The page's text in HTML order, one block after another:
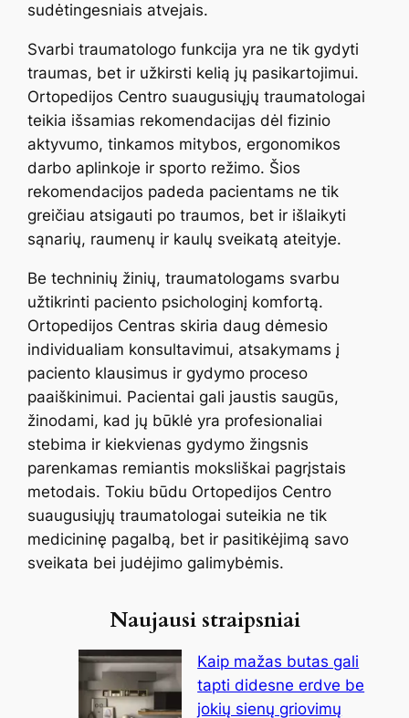
sudėtingesniais atvejais.
Svarbi traumatologo funkcija yra ne tik gydyti
traumas, bet ir užkirsti kelią jų pasikartojimui.
Ortopedijos Centro suaugusiųjų traumatologai
teikia išsamias rekomendacijas dėl fizinio
aktyvumo, tinkamos mitybos, ergonomikos
darbo aplinkoje ir sporto režimo. Šios
rekomendacijos padeda pacientams ne tik
greičiau atsigauti po traumos, bet ir išlaikyti
sąnarių, raumenų ir kaulų sveikatą ateityje.
Be techninių žinių, traumatologams svarbu
užtikrinti paciento psichologinį komfortą.
Ortopedijos Centras skiria daug dėmesio
individualiam konsultavimui, atsakymams į
paciento klausimus ir gydymo proceso
paaiškinimui. Pacientai gali jaustis saugūs,
žinodami, kad jų būklė yra profesionaliai
stebima ir kiekvienas gydymo žingsnis
parenkamas remiantis moksliškai pagrįstais
metodais. Tokiu būdu Ortopedijos Centro
suaugusiųjų traumatologai suteikia ne tik
medicininę pagalbą, bet ir pasitikėjimą savo
sveikata bei judėjimo galimybėmis.
Naujausi straipsniai
Kaip mažas butas gali
tapti didesne erdve be
jokių sienų griovimų